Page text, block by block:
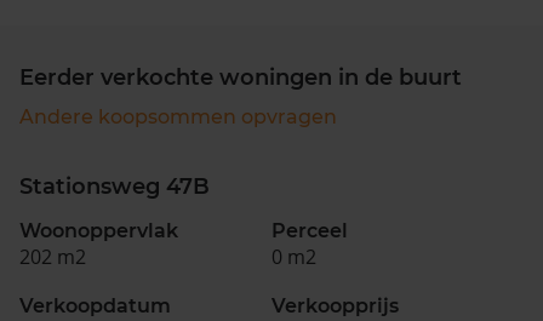
Eerder verkochte woningen in de buurt
Andere koopsommen opvragen
Stationsweg 47B
Woonoppervlak
202 m2
Perceel
0 m2
Verkoopdatum Verkoopprijs